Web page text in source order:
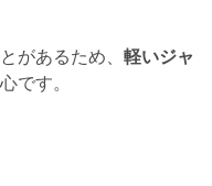
があるため、 軽いジャ
です。